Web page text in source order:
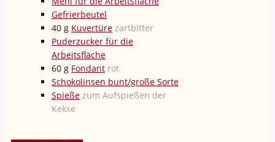
Gefrierbeutel
40 g Kuvertüre zartbitter
Puderzucker für die
Arbeitsfläche
60 g Fondant rot
Schokolinsen bunt/große Sorte
Spieße zum Aufspießen der
Kekse